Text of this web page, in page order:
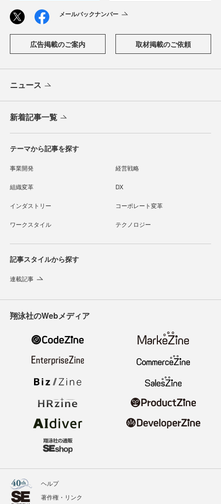
メールバックナンバー
広告掲載のご案内 取材掲載のご依頼
ニュース
新着記事一覧
テーマから記事を探す
事業開発 経営戦略
組織変革 DX
インダストリー コーポレート変革
ワークスタイル テクノロジー
記事スタイルから探す
連載記事
翔泳社のWebメディア
ヘルプ
著作権・リンク